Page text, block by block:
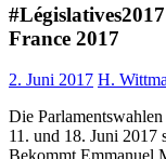
France 2017
2. Juni 2017 H.
Die
11. und 18. Juni 2017